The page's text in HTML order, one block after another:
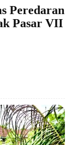
Peredaran
Pasar VII